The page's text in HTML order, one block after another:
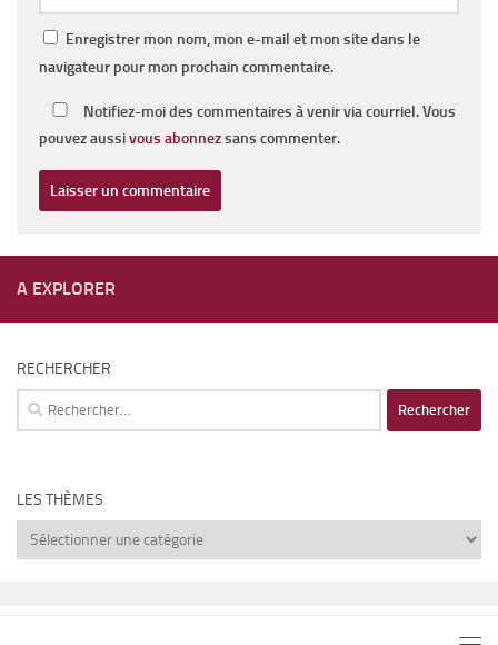
Enregistrer mon nom, mon e-mail et mon site dans le
navigateur pour mon prochain commentaire.
Notifiez-moi des commentaires à venir via courriel. Vous
pouvez aussivous abonnezsans commenter.
A EXPLORER
RECHERCHER
Rechercher :
LES THÈMES
Les
thèmes